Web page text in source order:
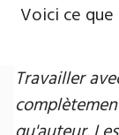
Voici ce
Travailler